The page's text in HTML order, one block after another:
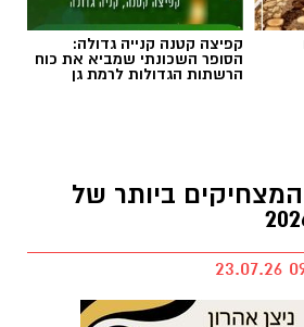
הישראלית לפזמון
בקלפי: 6 שירים שהפכו את הפוליטיקה
יוקר המחיה, מהסטיקרים
לברוח ללונדון – הרבה
הזמרים כבר ידעו
קפיצה קטנה קנייה גדולה:
הסופר השכונתי שמביא את כוח
הרשתות הגדולות לרמת גן
ביותר של